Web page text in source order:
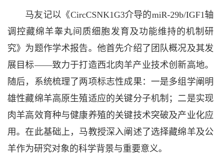
马友记以《CircCSNK1G3介导的miR-29b/IGF1轴
调控藏绵羊睾丸间质细胞发育及功能维持的机制研
究》为题作学术报告。他首先介绍了团队概况及其发
展目标——致力于打造西北肉羊产业技术创新高地。
随后，系统梳理了两项标志性成果：一是多组学阐明
雄性藏绵羊高原生殖适应的关键分子机制；二是实现
肉羊高效育种与健康养殖的关键技术突破及产业化应
用。在此基础上，马教授深入阐述了选择藏绵羊及公
羊作为研究对象的科学背景与重要意义。